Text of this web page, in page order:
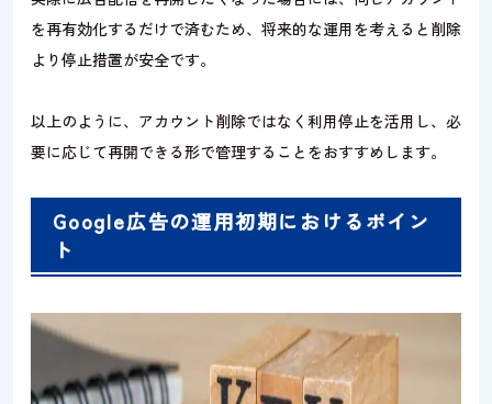
を再有効化するだけで済むため、将来的な運用を考えると削除
より停止措置が安全です。
以上のように、アカウント削除ではなく利用停止を活用し、必
要に応じて再開できる形で管理することをおすすめします。
Google広告の運用初期におけるポイン
ト